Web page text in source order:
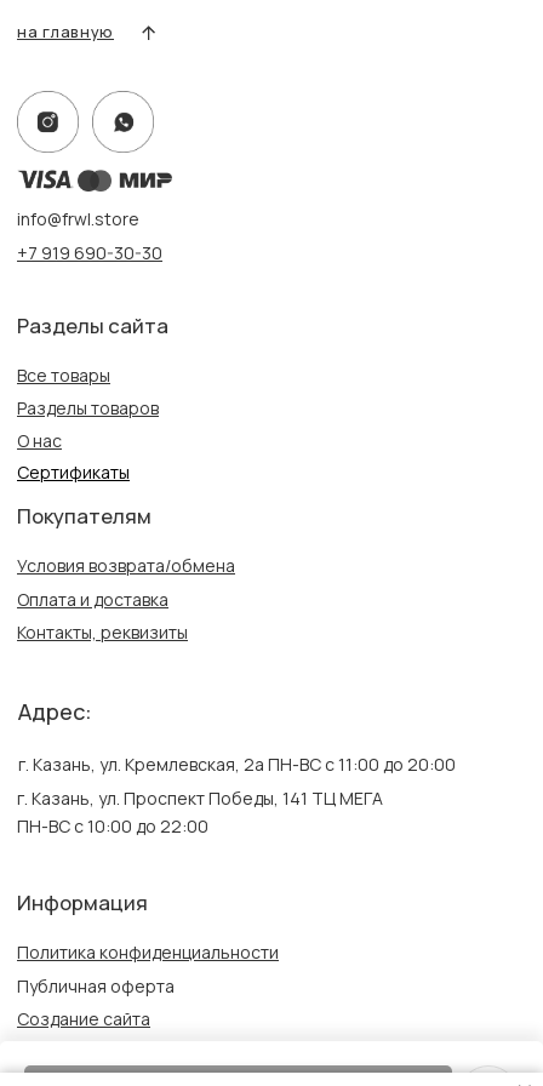
Информация
Политика конфиденциальности
Создание сайта
Адрес:
г. Казань, ул. Проспект Победы, 141 ТЦ МЕГА
ПН-ВС с 10:00 до 22:00